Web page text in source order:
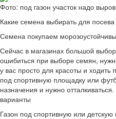
Фото: под газон участок надо
Какие семена выбирать для посева
Семена покупаем
Сейчас в магазинах большой
ошибиться при выборе семян,
у вас просто для красоты и ходить
под спортивную площадку или
назначения и нужно
варианты
Газон под спортивную или